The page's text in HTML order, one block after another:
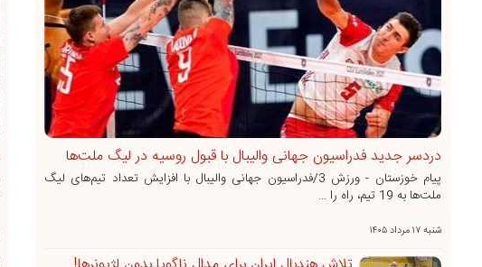
دردسر جدید فدراسیون جهانی والیبال با قبول روسیه در لیگ ملت‌ها
پیام خوزستان - ورزش 3/فدراسیون جهانی والیبال با افزایش تعداد تیم‌های لیگ
ملت‌ها به 19 تیم، راه را ...
شنبه ۱۷ مرداد ۱۴۰۵